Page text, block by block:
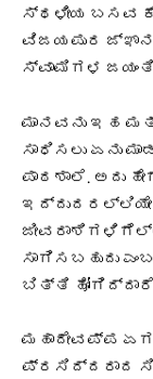
ಸ್ಥಳೀಯ ಬಸವ
ವಿಜಯಪುರ
ಸ್ವಾಮಿಗಳ
ಮಾನವನು ಇಹ
ಸಾಧಿಸಲು ಏನು
ಪಾಠಶಾಲೆ. ಅದು
ಇದ್ದುದರಲ್ಲಿಯೇ
ಸಾಗಿಸಬಹುದು
ಬಿತ್ತಿ ಹೋಗಿದ್ದಾರೆ
ಮಹಾದೇವಪ್ಪ
ಪ್ರಸಿದ್ದರಾದ